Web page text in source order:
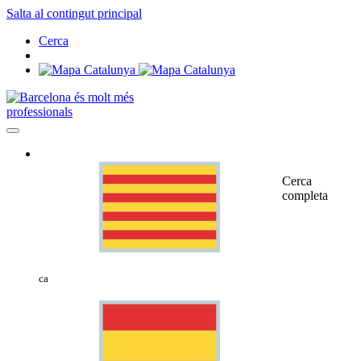
Salta al contingut principal
Cerca
professionals
ca
Cerca
completa